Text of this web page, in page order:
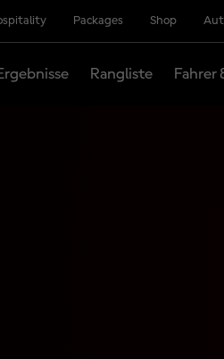
Packages Shop
Rangliste Fahrer